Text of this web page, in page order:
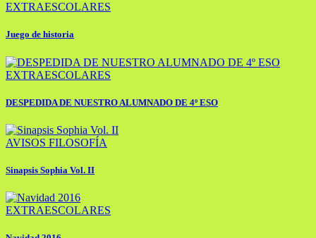
EXTRAESCOLARES
Juego de historia
EXTRAESCOLARES
DESPEDIDA DE NUESTRO ALUMNADO DE 4º ESO
AVISOS FILOSOFÍA
Sinapsis Sophia Vol. II
EXTRAESCOLARES